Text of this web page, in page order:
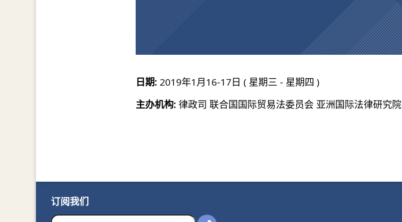
日期: 2019年1月16-17日 ( 星期三 - 星期四 )
主办机构: 律政司 联合国国际贸易法委员会 亚洲国际法律研究院
订阅我们